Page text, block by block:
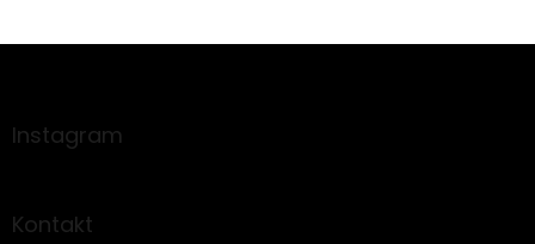
aInstagram
Kontakt